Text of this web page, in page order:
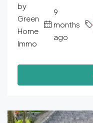
by
Green
Home
Immo
9
months
ago